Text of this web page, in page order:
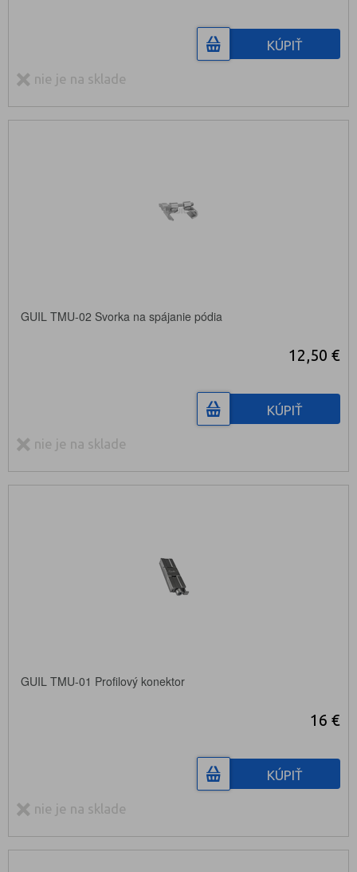
KÚPIŤ
nie je na sklade
GUIL TMU-02 Svorka na spájanie pódia
12,50 €
KÚPIŤ
nie je na sklade
GUIL TMU-01 Profilový konektor
16 €
KÚPIŤ
nie je na sklade